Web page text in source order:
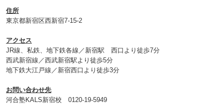
住所
東京都新宿区西新宿7-15-2
アクセス
JR線、私鉄、地下鉄各線／新宿駅 西口より徒歩7分
西武新宿線／西武新宿駅より徒歩5分
地下鉄大江戸線／新宿西口より徒歩3分
お問い合わせ先
河合塾KALS新宿校 0120‐19‐5949